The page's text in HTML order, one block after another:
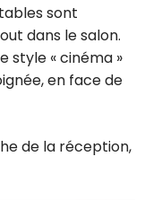
sont
dans le salon.
style « cinéma »
en face de
de la réception,